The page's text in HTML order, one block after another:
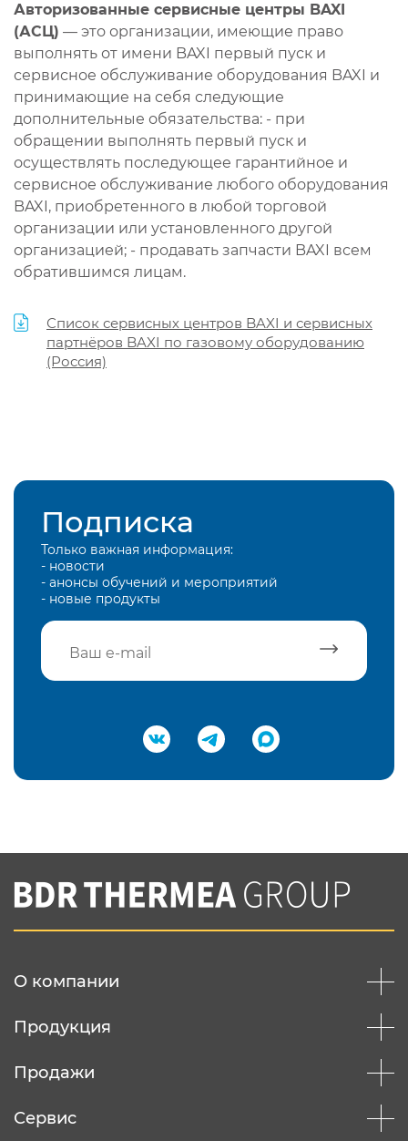
Авторизованные сервисные центры BAXI
(АСЦ) — это организации, имеющие право
выполнять от имени BAXI первый пуск и
сервисное обслуживание оборудования BAXI и
принимающие на себя следующие
дополнительные обязательства: - при
обращении выполнять первый пуск и
осуществлять последующее гарантийное и
сервисное обслуживание любого оборудования
BAXI, приобретенного в любой торговой
организации или установленного другой
организацией; - продавать запчасти BAXI всем
обратившимся лицам.
Список сервисных центров BAXI и сервисных
партнёров BAXI по газовому оборудованию
(Россия)
Подписка
Только важная информация:
- новости
- анонсы обучений и мероприятий
- новые продукты
Подтвердить e-mail
Вы соглашаетесь с нашей политикой
конфеденциальности
О компании
Продукция
Продажи
Сервис